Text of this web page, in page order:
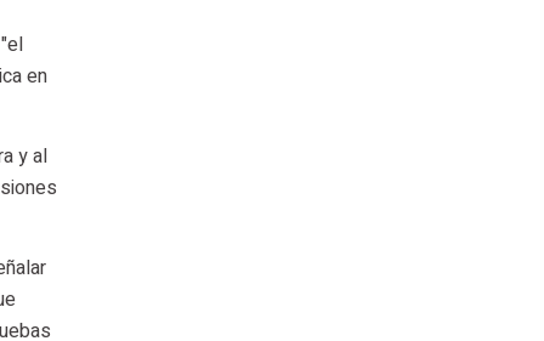
en
y al